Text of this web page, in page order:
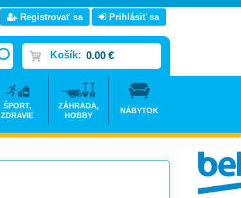
Registrovať sa Prihlásiť sa
Košík: 0.00 €
ŠPORT,
ZDRAVIE
ZÁHRADA,
HOBBY
NÁBYTOK